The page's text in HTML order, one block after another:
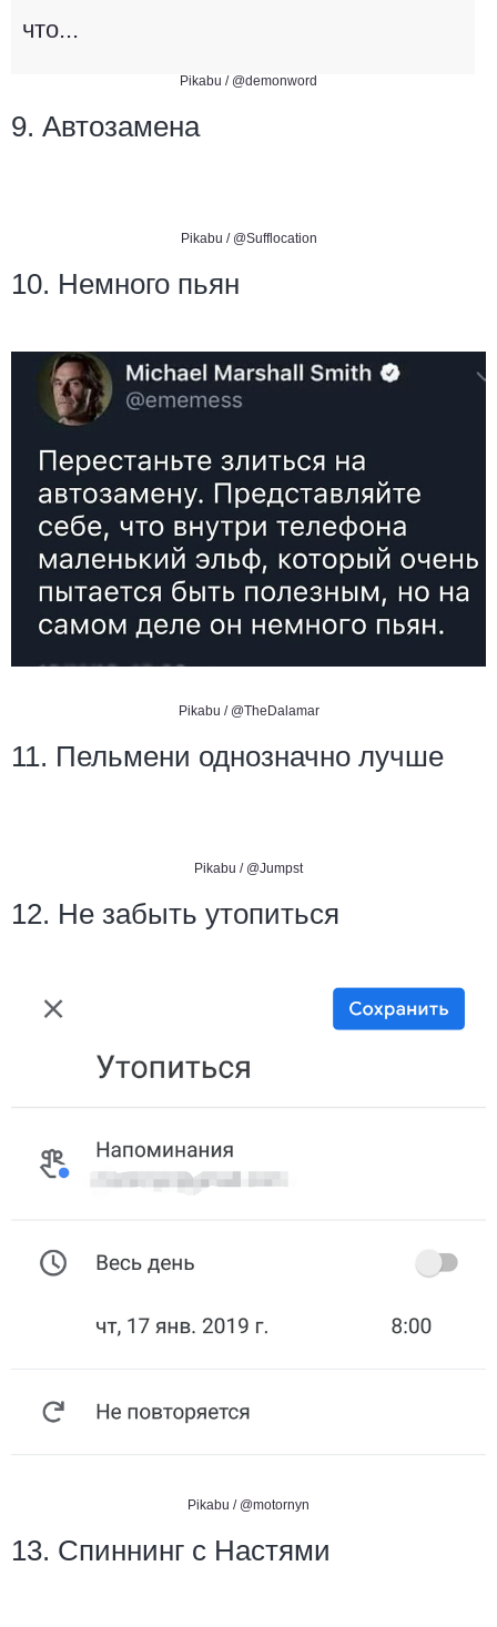
что...
Pikabu / @demonword
9. Автозамена
Pikabu / @Sufflocation
10. Немного пьян
Pikabu / @TheDalamar
11. Пельмени однозначно лучше
Pikabu / @Jumpst
12. Не забыть утопиться
Pikabu / @motornyn
13. Спиннинг с Настями